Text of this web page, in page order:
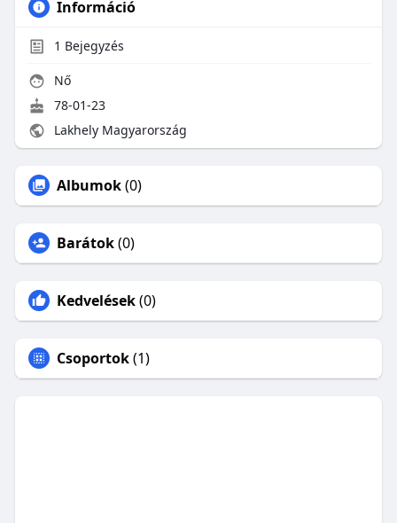
Információ
1 Bejegyzés
Nő
78-01-23
Lakhely Magyarország
Albumok(0)
Barátok(0)
Kedvelések(0)
Csoportok(1)